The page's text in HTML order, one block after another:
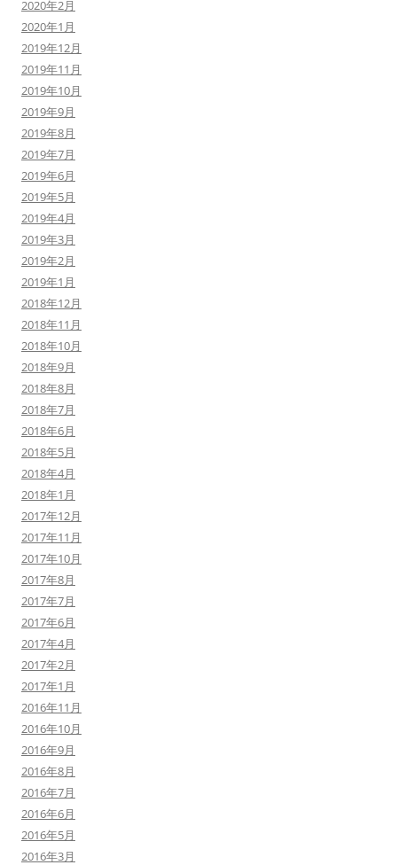
2020年2月
2020年1月
2019年12月
2019年11月
2019年10月
2019年9月
2019年8月
2019年7月
2019年6月
2019年5月
2019年4月
2019年3月
2019年2月
2019年1月
2018年12月
2018年11月
2018年10月
2018年9月
2018年8月
2018年7月
2018年6月
2018年5月
2018年4月
2018年1月
2017年12月
2017年11月
2017年10月
2017年8月
2017年7月
2017年6月
2017年4月
2017年2月
2017年1月
2016年11月
2016年10月
2016年9月
2016年8月
2016年7月
2016年6月
2016年5月
2016年3月